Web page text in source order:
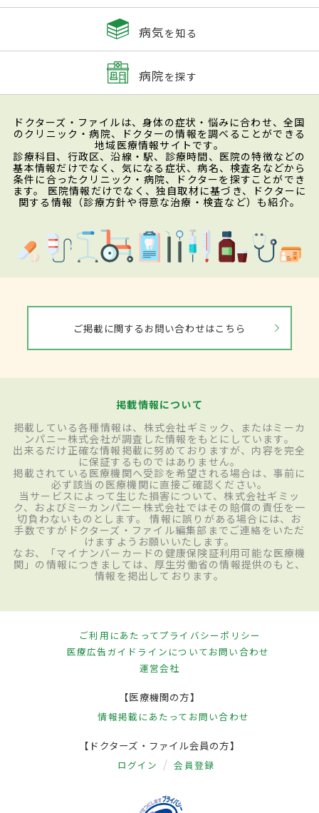
病気を知る
病院を探す
ドクターズ・ファイルは、身体の症状・悩みに合わせ、全国
のクリニック・病院、ドクターの情報を調べることができる
地域医療情報サイトです。
診療科目、行政区、沿線・駅、診療時間、医院の特徴などの
基本情報だけでなく、気になる症状、病名、検査名などから
条件に合ったクリニック・病院、ドクターを探すことができ
ます。 医院情報だけでなく、独自取材に基づき、ドクターに
関する情報（診療方針や得意な治療・検査など）も紹介。
ご掲載に関するお問い合わせはこちら
掲載情報について
掲載している各種情報は、株式会社ギミック、またはミーカ
ンパニー株式会社が調査した情報をもとにしています。
出来るだけ正確な情報掲載に努めておりますが、内容を完全
に保証するものではありません。
掲載されている医療機関へ受診を希望される場合は、事前に
必ず該当の医療機関に直接ご確認ください。
当サービスによって生じた損害について、株式会社ギミッ
ク、およびミーカンパニー株式会社ではその賠償の責任を一
切負わないものとします。 情報に誤りがある場合には、お
手数ですがドクターズ・ファイル編集部までご連絡をいただ
けますようお願いいたします。
なお、「マイナンバーカードの健康保険証利用可能な医療機
関」の情報につきましては、厚生労働省の情報提供のもと、
情報を掲出しております。
ご利用にあたってプライバシーポリシー
医療広告ガイドラインについてお問い合わせ
運営会社
【医療機関の方】
情報掲載にあたって お問い合わせ
【ドクターズ・ファイル会員の方】
ログイン 会員登録